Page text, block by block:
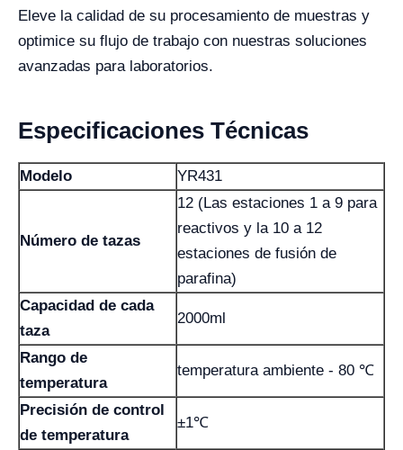
Eleve la calidad de su procesamiento de muestras y
optimice su flujo de trabajo con nuestras soluciones
avanzadas para laboratorios.
Especificaciones Técnicas
Modelo YR431
Número de tazas
12 (Las estaciones 1 a 9 para
reactivos y la 10 a 12
estaciones de fusión de
parafina)
Capacidad de cada
taza
2000ml
Rango de
temperatura
temperatura ambiente - 80 ℃
Precisión de control
de temperatura
±1℃